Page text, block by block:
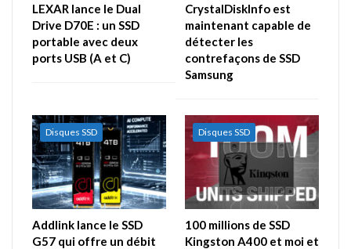
LEXAR lance le Dual
Drive D70E : un SSD
portable avec deux
ports USB (A et C)
CrystalDiskInfo est
maintenant capable de
détecter les
contrefaçons de SSD
Samsung
Disques SSD
Addlink lance le SSD
G57 qui offre un débit
Disques SSD
100 millions de SSD
Kingston A400 et moi et